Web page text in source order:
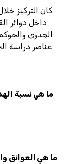
كان التركيز
داخل دوائر
الجدوى
عناصر دراسة
ما هي نسبة
ما هي العوائق